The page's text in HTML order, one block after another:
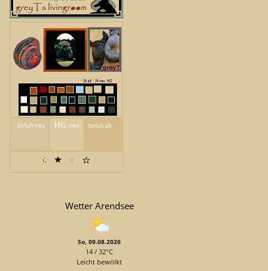
Wetter Arendsee
So, 09.08.2026
14 / 32°C
Leicht bewölkt